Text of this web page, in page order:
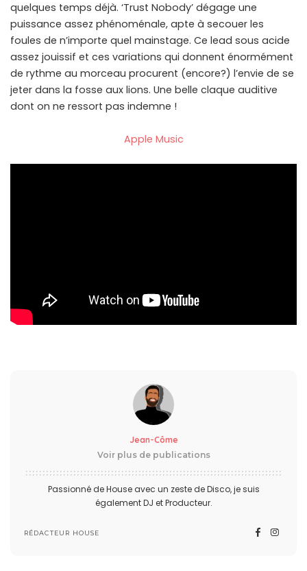
quelques temps déjà. ‘Trust Nobody’ dégage une
puissance assez phénoménale, apte à secouer les
foules de n’importe quel mainstage. Ce lead sous acide
assez jouissif et ces variations qui donnent énormément
de rythme au morceau procurent (encore?) l’envie de se
jeter dans la fosse aux lions. Une belle claque auditive
dont on ne ressort pas indemne !
Apple Music
Jean-Côme
Voir plus de publications
Passionné de House avec un zeste de Disco, je suis
également DJ et Producteur.
RÉDACTEUR HOUSE